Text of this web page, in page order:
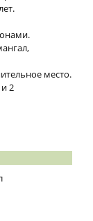
место.
2